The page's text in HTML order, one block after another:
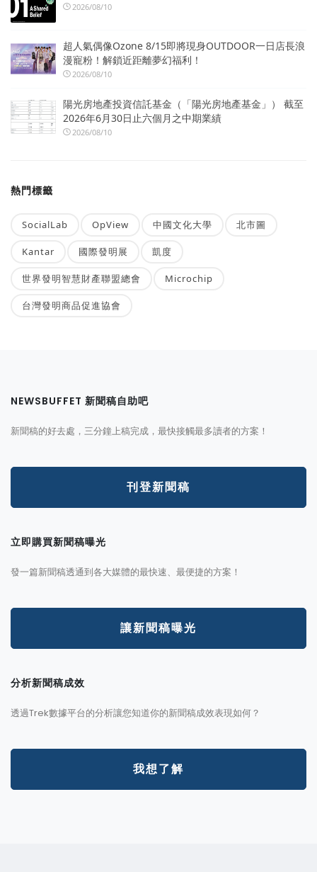
2026/08/10
超人氣偶像Ozone 8/15即將現身OUTDOOR一日店長浪
漫寵粉！解鎖近距離夢幻福利！
2026/08/10
陽光房地產投資信託基金（「陽光房地產基金」） 截至
2026年6月30日止六個月之中期業績
2026/08/10
熱門標籤
SocialLab OpView 中國文化大學 北市圖
Kantar 國際發明展 凱度
世界發明智慧財產聯盟總會 Microchip
台灣發明商品促進協會
NEWSBUFFET 新聞稿自助吧
新聞稿的好去處，三分鐘上稿完成，最快接觸最多讀者的方案！
刊登新聞稿
立即購買新聞稿曝光
發一篇新聞稿透通到各大媒體的最快速、最便捷的方案！
讓新聞稿曝光
分析新聞稿成效
透過Trek數據平台的分析讓您知道你的新聞稿成效表現如何？
我想了解